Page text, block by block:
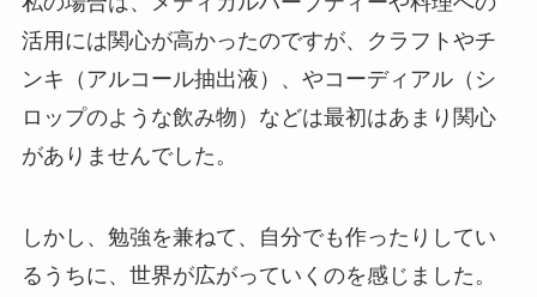
活用には関心が高かったのですが、クラフトやチ
ンキ（アルコール抽出液）、やコーディアル（シ
ロップのような飲み物）などは最初はあまり関心
がありませんでした。
しかし、勉強を兼ねて、自分でも作ったりしてい
るうちに、世界が広がっていくのを感じました。